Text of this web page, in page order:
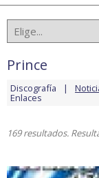
Prince
Discografía
Enlaces
169 resultados.